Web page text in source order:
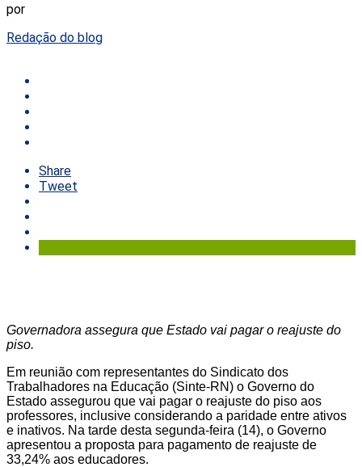
por
Redação do blog
Share
Tweet
Governadora assegura que Estado vai pagar o reajuste do
piso.
Em reunião com representantes do Sindicato dos
Trabalhadores na Educação (Sinte-RN) o Governo do
Estado assegurou que vai pagar o reajuste do piso aos
professores, inclusive considerando a paridade entre ativos
e inativos. Na tarde desta segunda-feira (14), o Governo
apresentou a proposta para pagamento de reajuste de
33,24% aos educadores.